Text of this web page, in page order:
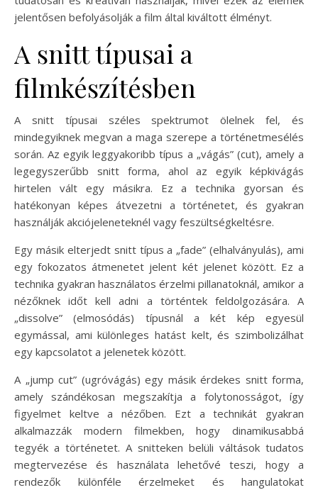
jelentősen befolyásolják a film által kiváltott élményt.
A snitt típusai a
filmkészítésben
A snitt típusai széles spektrumot ölelnek fel, és
mindegyiknek megvan a maga szerepe a történetmesélés
során. Az egyik leggyakoribb típus a „vágás” (cut), amely a
legegyszerűbb snitt forma, ahol az egyik képkivágás
hirtelen vált egy másikra. Ez a technika gyorsan és
hatékonyan képes átvezetni a történetet, és gyakran
használják akciójeleneteknél vagy feszültségkeltésre.
Egy másik elterjedt snitt típus a „fade” (elhalványulás), ami
egy fokozatos átmenetet jelent két jelenet között. Ez a
technika gyakran használatos érzelmi pillanatoknál, amikor a
nézőknek időt kell adni a történtek feldolgozására. A
„dissolve” (elmosódás) típusnál a két kép egyesül
egymással, ami különleges hatást kelt, és szimbolizálhat
egy kapcsolatot a jelenetek között.
A „jump cut” (ugróvágás) egy másik érdekes snitt forma,
amely szándékosan megszakítja a folytonosságot, így
figyelmet keltve a nézőben. Ezt a technikát gyakran
alkalmazzák modern filmekben, hogy dinamikusabbá
tegyék a történetet. A snitteken belüli váltások tudatos
megtervezése és használata lehetővé teszi, hogy a
rendezők különféle érzelmeket és hangulatokat